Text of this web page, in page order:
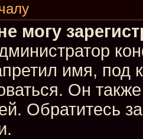
могу
имя, под
Он
Обратитесь